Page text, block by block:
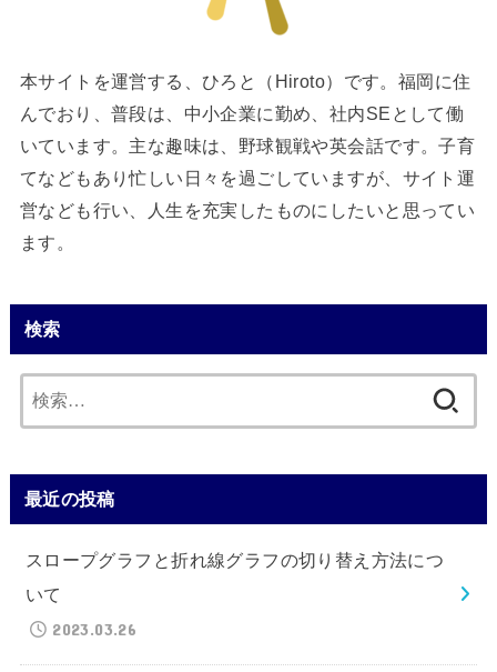
本サイトを運営する、ひろと（Hiroto）です。福岡に住
んでおり、普段は、中小企業に勤め、社内SEとして働
いています。主な趣味は、野球観戦や英会話です。子育
てなどもあり忙しい日々を過ごしていますが、サイト運
営なども行い、人生を充実したものにしたいと思ってい
ます。
検索
索:
最近の投稿
スロープグラフと折れ線グラフの切り替え方法につ
いて
2023.03.26